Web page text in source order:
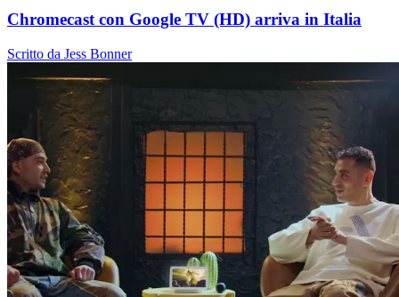
Chromecast con Google TV (HD) arriva in Italia
Scritto da Jess Bonner